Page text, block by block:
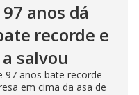
anos dá
recorde e
salvou
97 anos bate recorde
em cima da asa de